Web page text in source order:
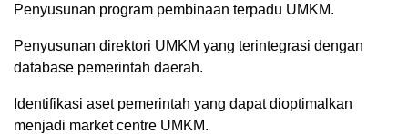
Penyusunan program pembinaan terpadu UMKM.
Penyusunan direktori UMKM yang terintegrasi dengan
database pemerintah daerah.
Identifikasi aset pemerintah yang dapat dioptimalkan
menjadi market centre UMKM.